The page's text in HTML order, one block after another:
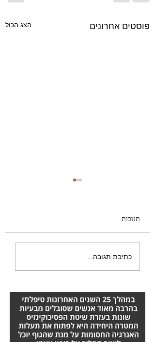
פוסטים אחרונים הצג הכול
היה לי טישטוש בעין -
תגובות
כתיבת תגובה...